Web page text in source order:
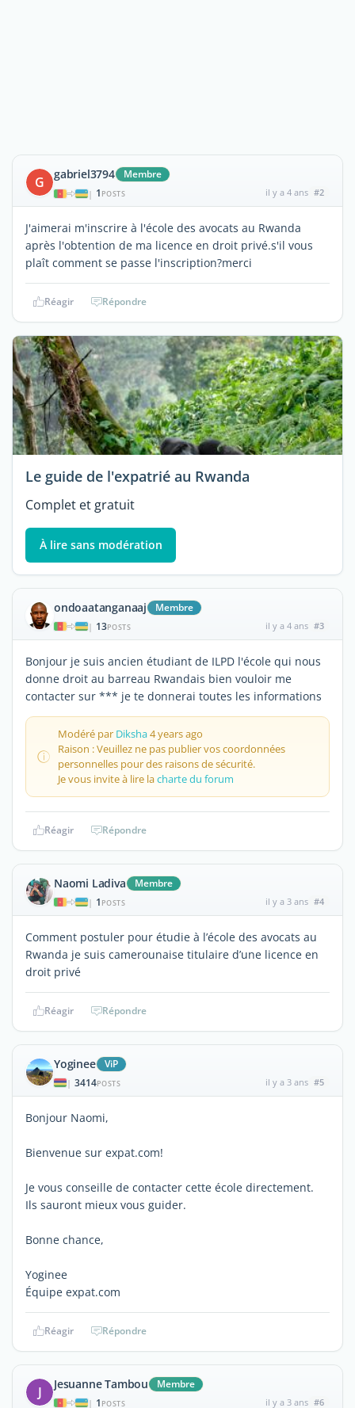
G gabriel3794 Membre
| 1 POSTS il y a 4 ans #2
J'aimerai m'inscrire à l'école des avocats au Rwanda
après l'obtention de ma licence en droit privé.s'il vous
plaît comment se passe l'inscription?merci
Réagir Répondre
Le guide de l'expatrié au Rwanda
Complet et gratuit
À lire sans modération
ondoaatanganaaj Membre
| 13POSTS il y a 4 ans #3
Bonjour je suis ancien étudiant de ILPD l'école qui nous
donne droit au barreau Rwandais bien vouloir me
contacter sur *** je te donnerai toutes les informations
Modéré par Diksha4 years ago
Raison : Veuillez ne pas publier vos coordonnées
personnelles pour des raisons de sécurité.
Je vous invite à lire lacharte du forum
Réagir Répondre
Naomi Ladiva Membre
| 1 POSTS il y a 3 ans #4
Comment postuler pour étudie à l’école des avocats au
Rwanda je suis camerounaise titulaire d’une licence en
droit privé
Réagir Répondre
Yoginee ViP
| 3414POSTS il y a 3 ans #5
Bonjour Naomi,
Bienvenue sur expat.com!
Je vous conseille de contacter cette école directement.
Ils sauront mieux vous guider.
Bonne chance,
Yoginee
Équipe expat.com
Réagir Répondre
J Jesuanne Tambou Membre
| 1 POSTS il y a 3 ans #6